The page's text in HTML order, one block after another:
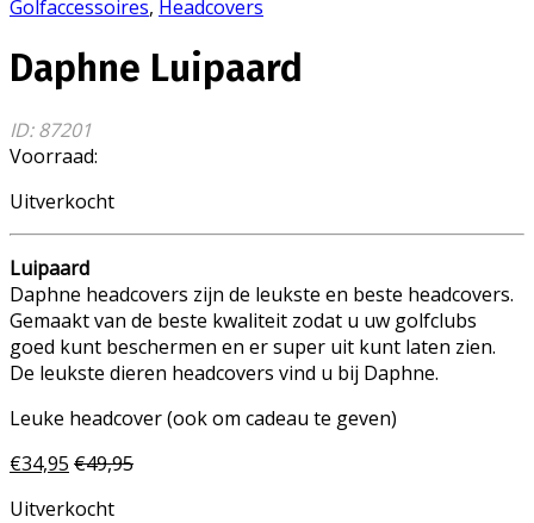
Golfaccessoires, Headcovers
Daphne Luipaard
ID: 87201
Voorraad:
Uitverkocht
Luipaard
Daphne headcovers zijn de leukste en beste headcovers.
Gemaakt van de beste kwaliteit zodat u uw golfclubs
goed kunt beschermen en er super uit kunt laten zien.
De leukste dieren headcovers vind u bij Daphne.
Leuke headcover (ook om cadeau te geven)
€34,95 €49,95
Uitverkocht